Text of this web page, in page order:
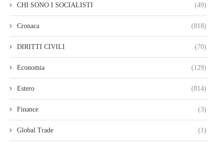
CHI SONO I SOCIALISTI (49)
Cronaca (818)
DIRITTI CIVILI (70)
Economia (129)
Estero (814)
Finance (3)
Global Trade (1)